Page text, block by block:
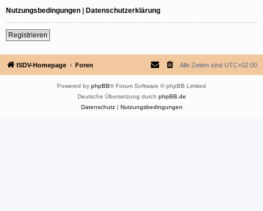
Nutzungsbedingungen | Datenschutzerklärung
Registrieren
ISDV-Homepage Foren Alle Zeiten sind UTC+02:00
Powered by phpBB® Forum Software © phpBB Limited
Deutsche Übersetzung durch phpBB.de
Datenschutz| Nutzungsbedingungen